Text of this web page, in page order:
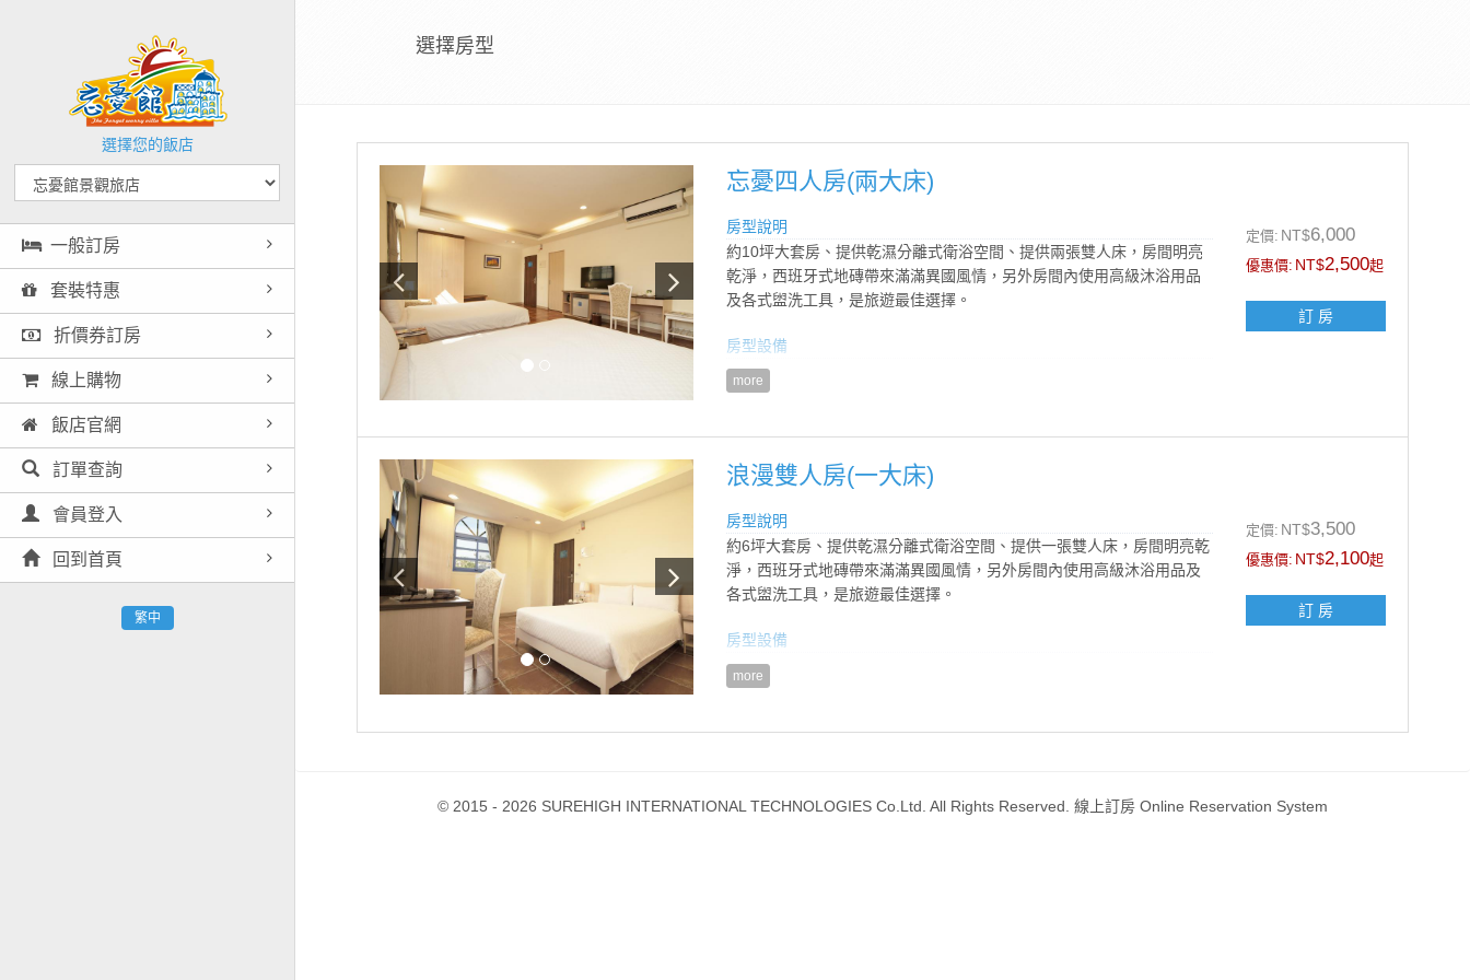
選擇您的飯店
一般訂房
套裝特惠
折價券訂房
線上購物
飯店官網
訂單查詢
會員登入
回到首頁
繁中
選擇房型
忘憂四人房(兩大床)
房型說明
約10坪大套房、提供乾濕分離式衛浴空間、提供兩張雙人床，房間明亮
乾淨，西班牙式地磚帶來滿滿異國風情，另外房間內使用高級沐浴用品
及各式盥洗工具，是旅遊最佳選擇。
房型設備
more
定價: NT$6,000
優惠價: NT$2,500起
訂 房
浪漫雙人房(一大床)
房型說明
約6坪大套房、提供乾濕分離式衛浴空間、提供一張雙人床，房間明亮乾
淨，西班牙式地磚帶來滿滿異國風情，另外房間內使用高級沐浴用品及
各式盥洗工具，是旅遊最佳選擇。
房型設備
more
定價: NT$3,500
優惠價: NT$2,100起
訂 房
© 2015 - 2026 SUREHIGH INTERNATIONAL TECHNOLOGIES Co.Ltd. All Rights Reserved. 線上訂房 Online Reservation System